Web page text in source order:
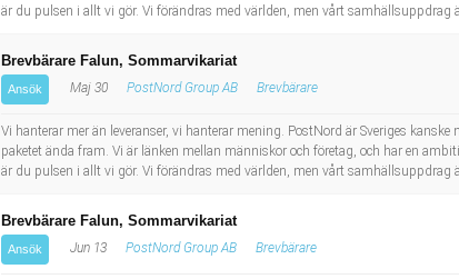
är du pulsen i allt vi gör. Vi förändras med världen, men vårt samhällsuppdrag
Brevbärare Falun, Sommarvikariat
Ansök Maj 30 PostNord Group AB Brevbärare
Vi hanterar mer än leveranser, vi hanterar mening. PostNord är Sveriges
paketet ända fram. Vi är länken mellan människor och företag, och har en
är du pulsen i allt vi gör. Vi förändras med världen, men vårt samhällsuppdrag
Brevbärare Falun, Sommarvikariat
Ansök Jun 13 PostNord Group AB Brevbärare